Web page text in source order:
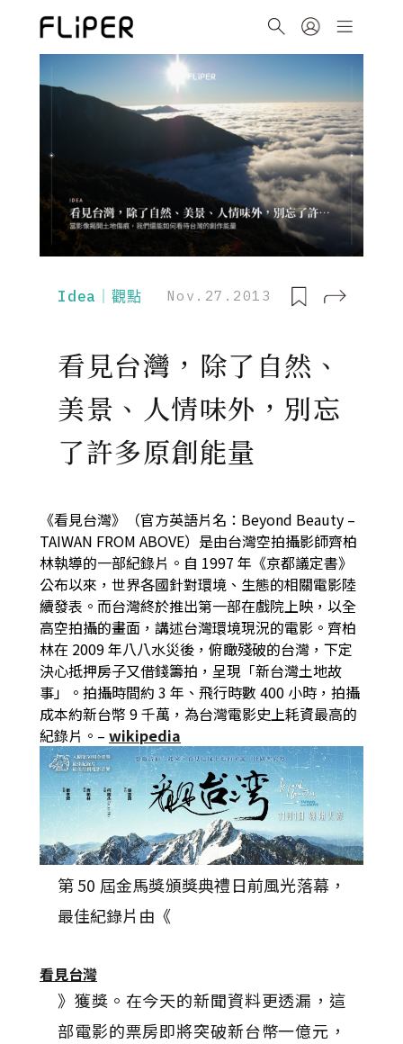
Idea｜觀點 Nov.27.2013
看見台灣，除了自然、
美景、人情味外，別忘
了許多原創能量
《看見台灣》（官方英語片名：Beyond Beauty –
TAIWAN FROM ABOVE）是由台灣空拍攝影師齊柏
林執導的一部紀錄片。自 1997 年《京都議定書》
公布以來，世界各國針對環境、生態的相關電影陸
續發表。而台灣終於推出第一部在戲院上映，以全
高空拍攝的畫面，講述台灣環境現況的電影。齊柏
林在 2009 年八八水災後，俯瞰殘破的台灣，下定
決心抵押房子又借錢籌拍，呈現「新台灣土地故
事」。拍攝時間約 3 年、飛行時數 400 小時，拍攝
成本約新台幣 9 千萬，為台灣電影史上耗資最高的
紀錄片。– wikipedia
第 50 屆金馬獎頒獎典禮日前風光落幕，
最佳紀錄片由《
看見台灣
》獲獎。在今天的新聞資料更透漏，這
部電影的票房即將突破新台幣一億元，